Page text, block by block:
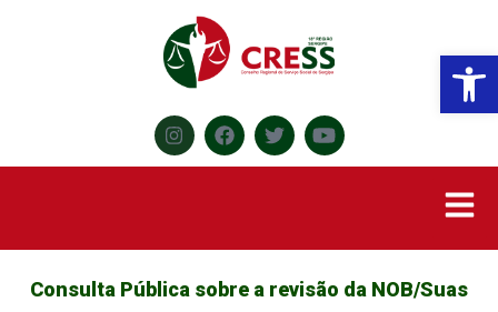
Consulta Pública sobre a revisão da NOB/Suas